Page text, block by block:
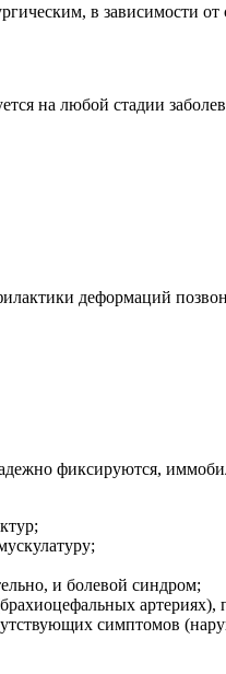
в зависимости от
на любой стадии
деформаций
фиксируются,
и болевой синдром;
симптомов